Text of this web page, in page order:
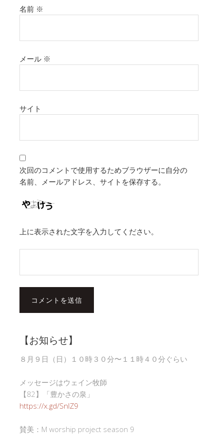
名前 ※
メール ※
サイト
次回のコメントで使用するためブラウザーに自分の
名前、メールアドレス、サイトを保存する。
上に表示された文字を入力してください。
【お知らせ】
８月９日（日）１０時３０分〜１１時４０分ぐらい
メッセージはウェイン牧師
【82】「豊かさの泉」
https://x.gd/SnlZ9
賛美：M worship project season 9